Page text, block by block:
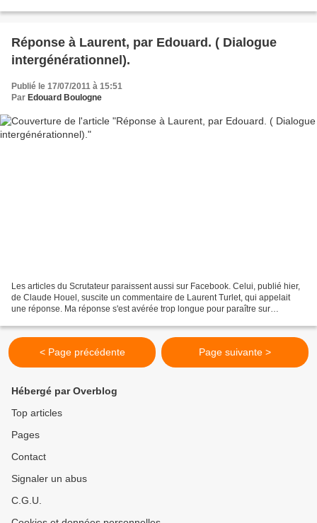
Réponse à Laurent, par Edouard. ( Dialogue
intergénérationnel).
Publié le 17/07/2011 à 15:51
Par Edouard Boulogne
Les articles du Scrutateur paraissent aussi sur Facebook. Celui, publié hier,
de Claude Houel, suscite un commentaire de Laurent Turlet, qui appelait
une réponse. Ma réponse s'est avérée trop longue pour paraître sur
< Page précédente Page suivante >
Hébergé par Overblog
Top articles
Pages
Contact
Signaler un abus
C.G.U.